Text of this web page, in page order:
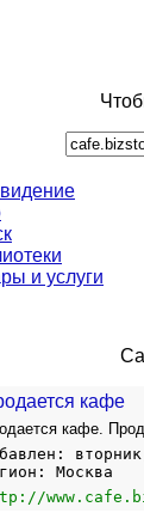
и услуги
кафе
кафе.
Москва